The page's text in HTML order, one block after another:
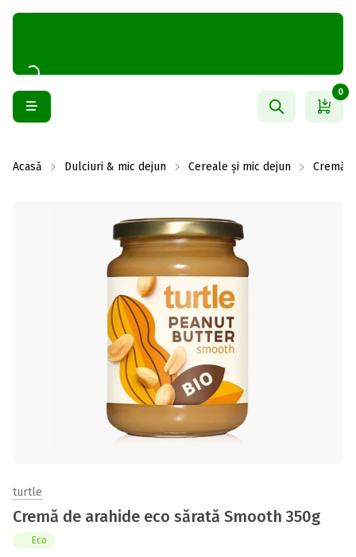
0
Acasă Dulciuri & mic dejun Cereale și mic dejun Cremă
turtle
Cremă de arahide eco sărată Smooth 350g
Eco